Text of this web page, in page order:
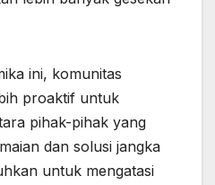
ini, komunitas
proaktif untuk
pihak-pihak yang
dan solusi jangka
untuk mengatasi